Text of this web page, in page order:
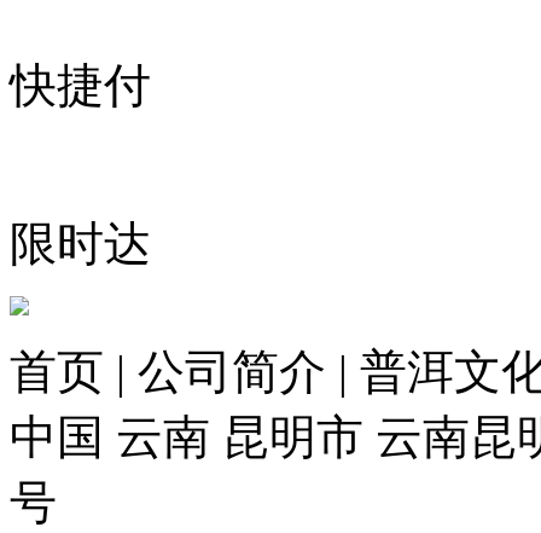
快捷付
限时达
首页 | 公司简介 | 普洱文
中国 云南 昆明市 云南昆
号